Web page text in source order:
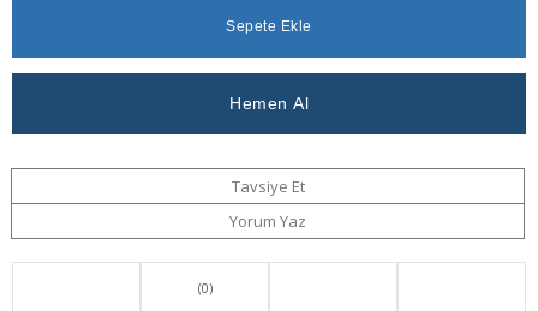
Ver
Tavsiye Et
Yorum Yaz
(0)